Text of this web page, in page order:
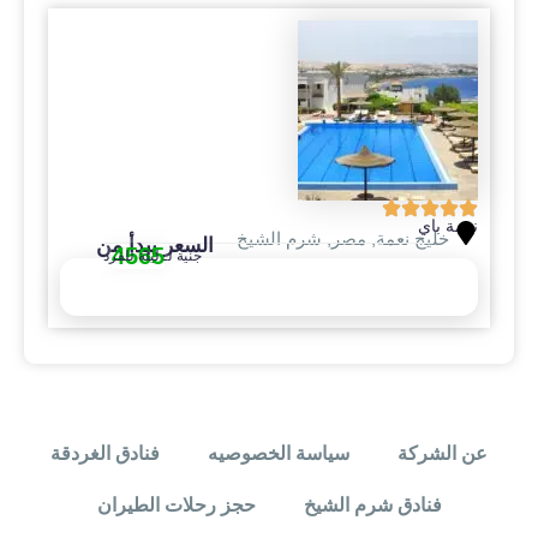
نعمة باي
خليج نعمة مصر شرم الشيخ السعر يبدأ من
4565
جنية لـ ليلة للفرد
عن الشركة سياسة الخصوصيه فنادق الغردقة
فنادق شرم الشيخ حجز رحلات الطيران